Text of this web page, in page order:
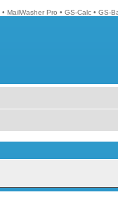
• MailWasher Pro • GS-Calc • GS-